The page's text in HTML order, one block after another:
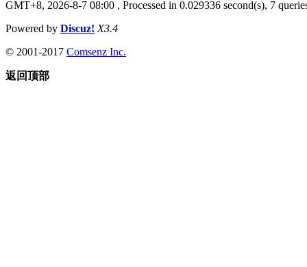
GMT+8, 2026-8-7 08:00 , Processed in 0.029336 second(s), 7
Powered by Discuz! X3.4
© 2001-2017 Comsenz Inc.
返回顶部